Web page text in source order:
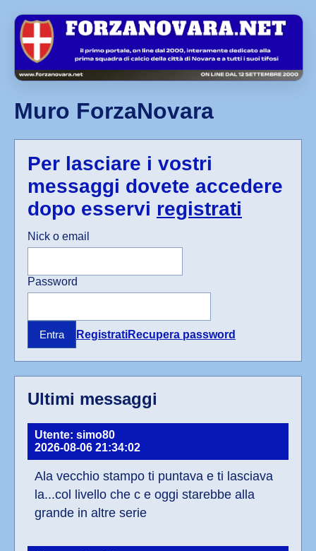
Muro ForzaNovara
Per lasciare i vostri
messaggi dovete accedere
dopo esservi registrati
Nick o email
Password
Entra RegistratiRecupera password
Ultimi messaggi
Utente: simo80
2026-08-06 21:34:02
Ala vecchio stampo ti puntava e ti lasciava
la...col livello che c e oggi starebbe alla
grande in altre serie